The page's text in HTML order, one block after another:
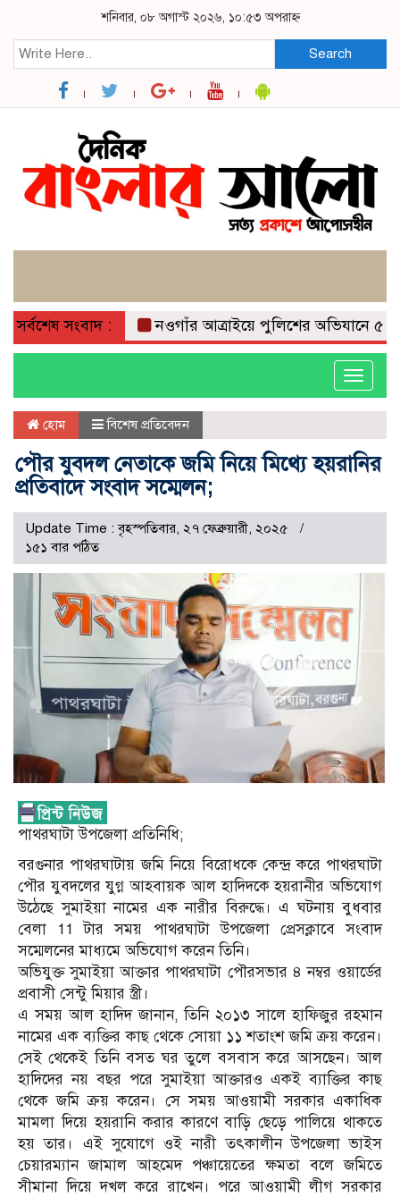
শনিবার, ০৮ অগাস্ট ২০২৬, ১০:৫৩ অপরাহ্ন
Search
সর্বশেষ সংবাদ : নওগাঁর আত্রাইয়ে পুলিশের অভিযানে ৫ জন
Toggle
হোম বিশেষ প্রতিবেদন
পৌর যুবদল নেতাকে জমি নিয়ে মিথ্যে হয়রানির
প্রতিবাদে সংবাদ সম্মেলন;
Update Time : বৃহস্পতিবার, ২৭ ফেব্রুয়ারী, ২০২৫
১৫১ বার পঠিত
পাথরঘাটা উপজেলা প্রতিনিধি;
বরগুনার পাথরঘাটায় জমি নিয়ে বিরোধকে কেন্দ্র করে পাথরঘাটা
পৌর যুবদলের যুগ্ন আহবায়ক আল হাদিদকে হয়রানীর অভিযোগ
উঠেছে সুমাইয়া নামের এক নারীর বিরুদ্ধে। এ ঘটনায় বুধবার
বেলা 11 টার সময় পাথরঘাটা উপজেলা প্রেসক্লাবে সংবাদ
সম্মেলনের মাধ্যমে অভিযোগ করেন তিনি।
অভিযুক্ত সুমাইয়া আক্তার পাথরঘাটা পৌরসভার ৪ নম্বর ওয়ার্ডের
প্রবাসী সেন্টু মিয়ার স্ত্রী।
এ সময় আল হাদিদ জানান, তিনি ২০১৩ সালে হাফিজুর রহমান
নামের এক ব্যক্তির কাছ থেকে সোয়া ১১ শতাংশ জমি ক্রয় করেন।
সেই থেকেই তিনি বসত ঘর তুলে বসবাস করে আসছেন। আল
হাদিদের নয় বছর পরে সুমাইয়া আক্তারও একই ব্যাক্তির কাছ
থেকে জমি ক্রয় করেন। সে সময় আওয়ামী সরকার একাধিক
মামলা দিয়ে হয়রানি করার কারণে বাড়ি ছেড়ে পালিয়ে থাকতে
হয় তার। এই সুযোগে ওই নারী তৎকালীন উপজেলা ভাইস
চেয়ারম্যান জামাল আহমেদ পঞ্চায়েতের ক্ষমতা বলে জমিতে
সীমানা দিয়ে দখল করে রাখেন। পরে আওয়ামী লীগ সরকার